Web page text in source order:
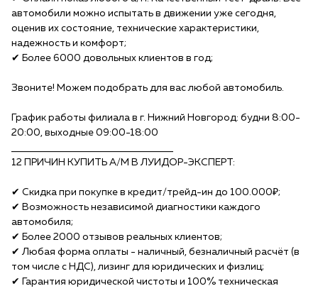
автомобили можно испытать в движении уже сегодня,
оценив их состояние, технические характеристики,
надежность и комфорт;
✔ Более 6000 довольных клиентов в год;
Звоните! Можем подобрать для вас любой автомобиль.
График работы филиала в г. Нижний Новгород: будни 8:00-
20:00, выходные 09:00-18:00
12 ПРИЧИН КУПИTЬ A/М B ЛУИДОР-ЭКСПЕPТ:
✔ Скидка при покупке в кредит/тpейд-ин до 100.000₽;
✔ Возможность независимой диагностики каждого
автомобиля;
✔ Более 2000 отзывов реальных клиентов;
✔ Любая форма оплаты - наличный, безналичный расчёт (в
том числе с НДС), лизинг для юридических и физлиц;
✔ Гарантия юридической чистоты и 100% техническая